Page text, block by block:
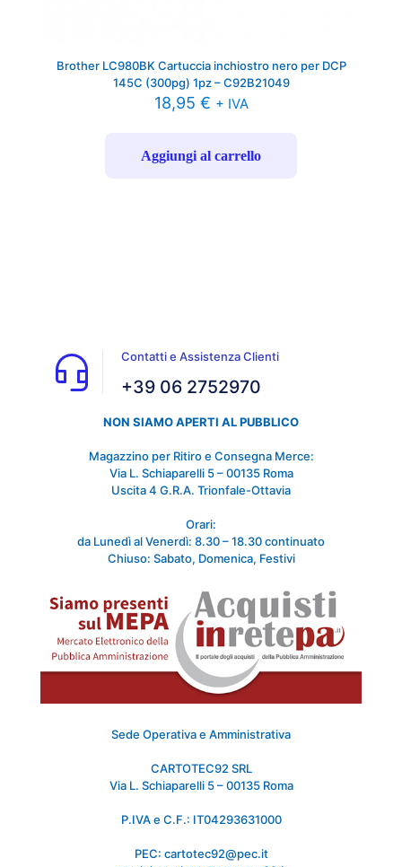
Brother LC980BK Cartuccia inchiostro nero per DCP
145C (300pg) 1pz – C92B21049
18,95 € + IVA
Aggiungi al carrello
Contatti e Assistenza Clienti
+39 06 2752970
NON SIAMO APERTI AL PUBBLICO
Magazzino per Ritiro e Consegna Merce:
Via L. Schiaparelli 5 – 00135 Roma
Uscita 4 G.R.A. Trionfale-Ottavia
Orari:
da Lunedì al Venerdì: 8.30 – 18.30 continuato
Chiuso: Sabato, Domenica, Festivi
Sede Operativa e Amministrativa
CARTOTEC92 SRL
Via L. Schiaparelli 5 – 00135 Roma
P.IVA e C.F.: IT04293631000
PEC: cartotec92@pec.it